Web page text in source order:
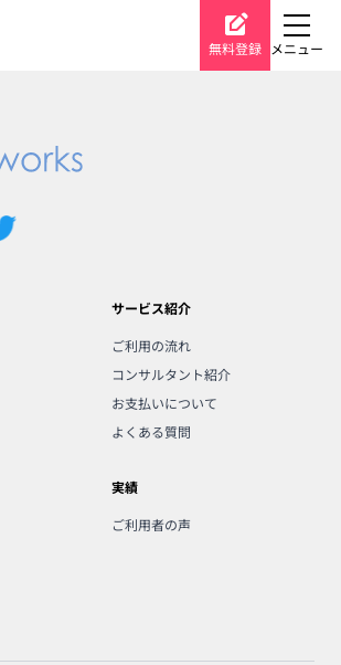
無料登録 メニュー
サービス紹介
ご利用の流れ
コンサルタント紹介
お支払いについて
よくある質問
実績
ご利用者の声